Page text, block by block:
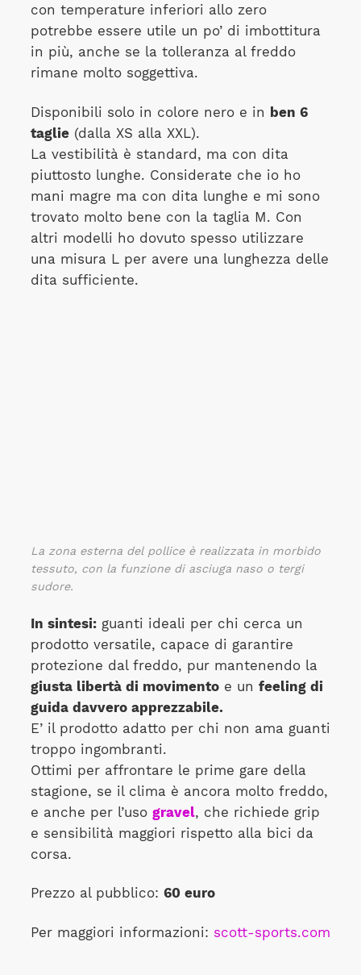
con temperature inferiori allo zero
potrebbe essere utile un po’ di imbottitura
in più, anche se la tolleranza al freddo
rimane molto soggettiva.
Disponibili solo in colore nero e in ben 6
taglie(dalla XS alla XXL).
La vestibilità è standard, ma con dita
piuttosto lunghe. Considerate che io ho
mani magre ma con dita lunghe e mi sono
trovato molto bene con la taglia M. Con
altri modelli ho dovuto spesso utilizzare
una misura L per avere una lunghezza delle
dita sufficiente.
La zona esterna del pollice è realizzata in morbido
tessuto, con la funzione di asciuga naso o tergi
sudore.
In sintesi:guanti ideali per chi cerca un
prodotto versatile, capace di garantire
protezione dal freddo, pur mantenendo la
giusta libertà di movimentoe un feeling di
guida davvero apprezzabile.
E’ il prodotto adatto per chi non ama guanti
troppo ingombranti.
Ottimi per affrontare le prime gare della
stagione, se il clima è ancora molto freddo,
e anche per l’uso gravel, che richiede grip
e sensibilità maggiori rispetto alla bici da
corsa.
Prezzo al pubblico: 60 euro
Per maggiori informazioni: scott-sports.com